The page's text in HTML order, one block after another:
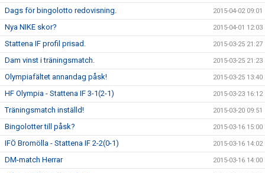
Dags för bingolotto redovisning. 2015-04-02 09:01
Nya NIKE skor? 2015-04-01 12:03
Stattena IF profil prisad. 2015-03-25 21:27
Dam vinst i träningsmatch. 2015-03-25 21:23
Olympiafältet annandag påsk! 2015-03-25 13:40
HF Olympia - Stattena IF 3-1(2-1) 2015-03-23 16:12
Träningsmatch inställd! 2015-03-20 09:51
Bingolotter till påsk? 2015-03-16 15:00
IFÖ Bromölla - Stattena IF 2-2(0-1) 2015-03-16 14:02
DM-match Herrar 2015-03-16 14:00